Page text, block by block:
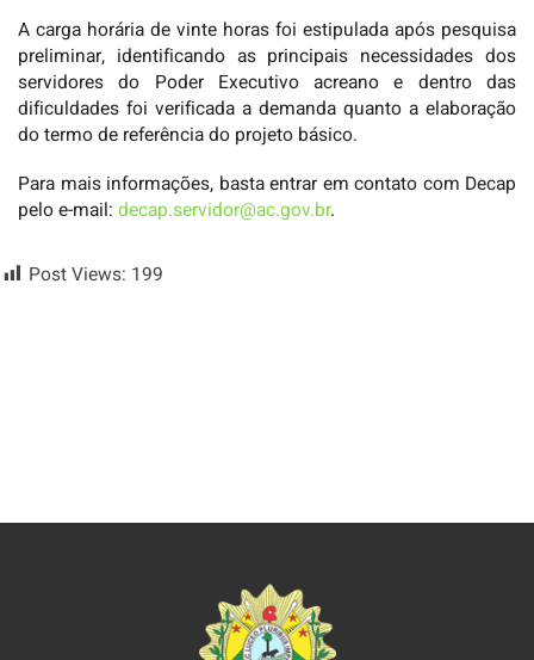
A carga horária de vinte horas foi estipulada após pesquisa
preliminar, identificando as principais necessidades dos
servidores do Poder Executivo acreano e dentro das
dificuldades foi verificada a demanda quanto a elaboração
do termo de referência do projeto básico.
Para mais informações, basta entrar em contato com Decap
pelo e-mail: decap.servidor@ac.gov.br.
Post Views: 199